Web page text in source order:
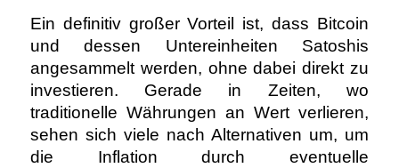
Ein definitiv großer Vorteil ist, dass Bitcoin
und dessen Untereinheiten Satoshis
angesammelt werden, ohne dabei direkt zu
investieren. Gerade in Zeiten, wo
traditionelle Währungen an Wert verlieren,
sehen sich viele nach Alternativen um, um
die Inflation durch eventuelle